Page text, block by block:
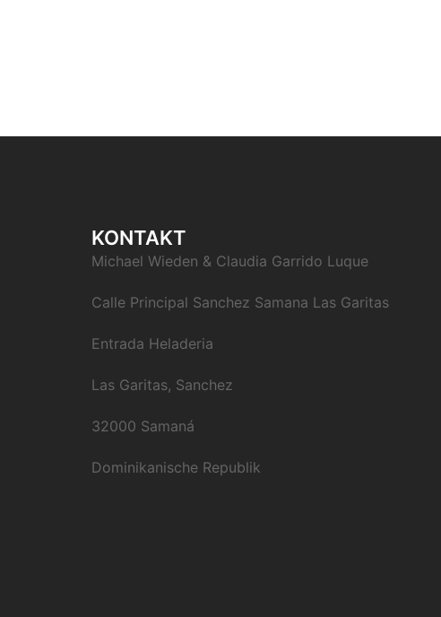
KONTAKT
Michael Wieden & Claudia Garrido Luque
Calle Principal Sanchez Samana Las Garitas
Entrada Heladeria
Las Garitas, Sanchez
32000 Samaná
Dominikanische Republik